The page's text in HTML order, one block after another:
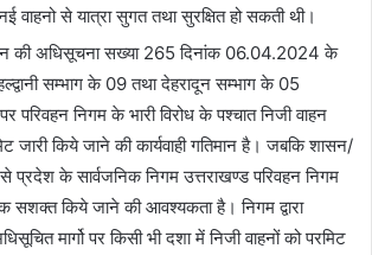
नई वाहनो से यात्रा सुगत तथा सुरक्षित हो सकती थी।
की अधिसूचना सख्या 265 दिनांक 06.04.2024 के
सम्भाग के 09 तथा देहरादून सम्भाग के 05
परिवहन निगम के भारी विरोध के पश्चात निजी वाहन
जारी किये जाने की कार्यवाही गतिमान है। जबकि शासन/
प्रदेश के सार्वजनिक निगम उत्तराखण्ड परिवहन निगम
सशक्त किये जाने की आवश्यकता है। निगम द्वारा
मार्गो पर किसी भी दशा में निजी वाहनों को परमिट